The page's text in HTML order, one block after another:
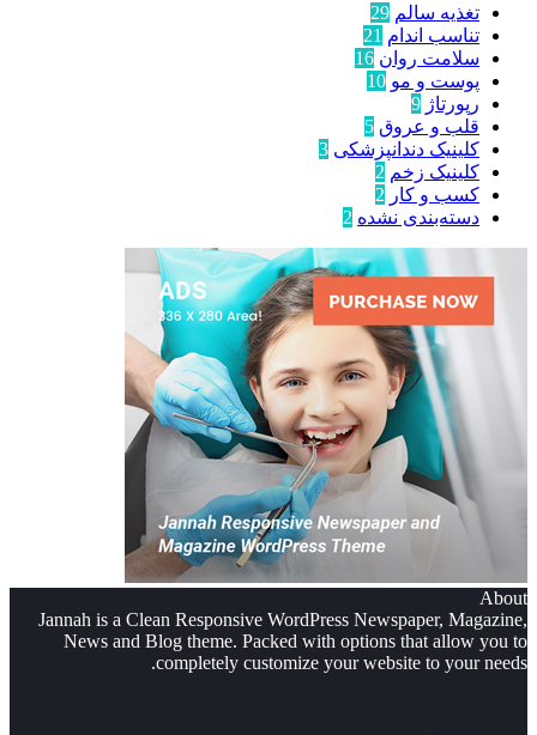
تغذیه سالم 29
تناسب اندام 21
سلامت روان 16
پوست و مو 10
رپورتاژ 9
قلب و عروق 5
کلینیک دندانپزشکی 3
کلینیک زخم 2
کسب و کار 2
دسته‌بندی نشده 2
About
Jannah is a Clean Responsive WordPress Newspaper, Magazine,
News and Blog theme. Packed with options that allow you to
completely customize your website to your needs.